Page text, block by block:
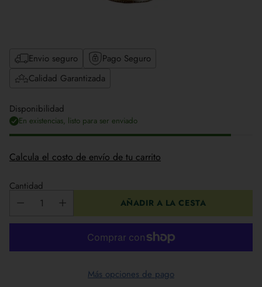
Envio seguro
Pago Seguro
Calidad Garantizada
Disponibilidad
En existencias, listo para ser enviado
Calcula el costo de envío de tu carrito
Cantidad
AÑADIR A LA CESTA
Más opciones de pago